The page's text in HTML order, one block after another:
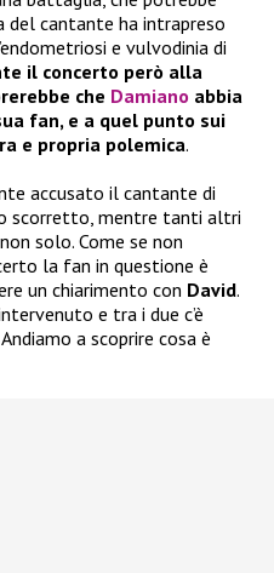
del cantante ha intrapreso
e vulvodinia di
il concerto però alla
che Damiano abbia
fan, e a quel punto sui
e propria polemica.
accusato il cantante di
scorretto, mentre tanti altri
solo. Come se non
la fan in questione è
un chiarimento con David.
e tra i due c’è
a scoprire cosa è